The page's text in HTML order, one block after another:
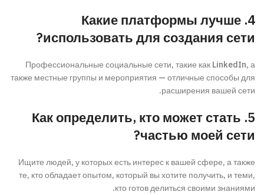
4. Какие платформы лучше
использовать для создания сети?
Профессиональные социальные сети, такие как LinkedIn, а
также местные группы и мероприятия — отличные способы для
расширения вашей сети.
5. Как определить, кто может стать
частью моей сети?
Ищите людей, у которых есть интерес к вашей сфере, а также
те, кто обладает опытом, который вы хотите получить, и теми,
кто готов делиться своими знаниями.